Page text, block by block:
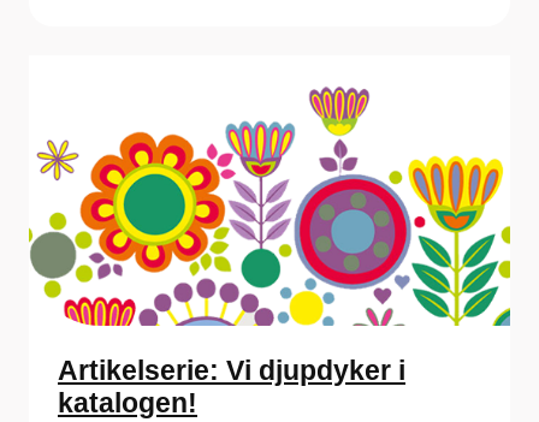
Artikelserie: Vi djupdyker i
katalogen!